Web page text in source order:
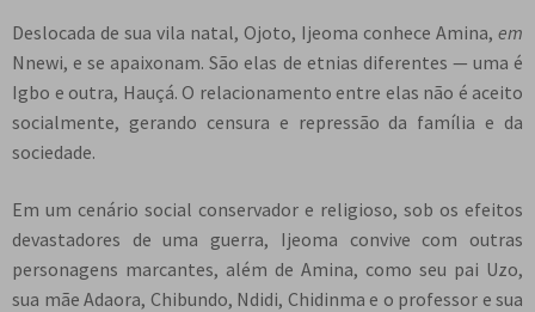
Deslocada de sua vila natal, Ojoto, Ijeoma conhece Amina, em
Nnewi, e se apaixonam. São elas de etnias diferentes — uma é
Igbo e outra, Hauçá. O relacionamento entre elas não é aceito
socialmente, gerando censura e repressão da família e da
sociedade.
Em um cenário social conservador e religioso, sob os efeitos
devastadores de uma guerra, Ijeoma convive com outras
personagens marcantes, além de Amina, como seu pai Uzo,
sua mãe Adaora, Chibundo, Ndidi, Chidinma e o professor e sua